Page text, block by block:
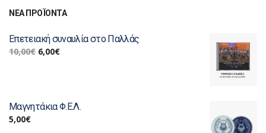
ΝΕΑ ΠΡΟΪΟΝΤΑ
Επετειακή συναυλία στο Παλλάς
10,00€ 6,00€
Μαγνητάκια Φ.Ε.Λ.
5,00€